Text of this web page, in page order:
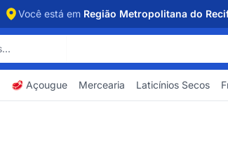
Você está em Região Metropolitana do
🥩 Açougue Mercearia Laticínios Secos